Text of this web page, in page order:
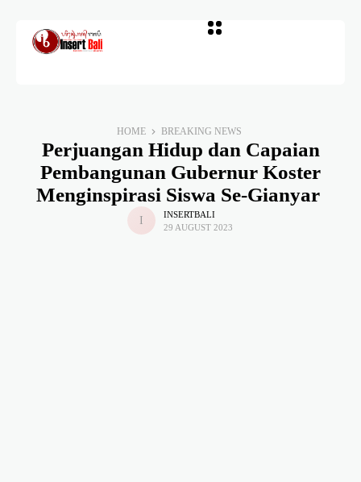
HOME BREAKING NEWS
Perjuangan Hidup dan Capaian
Pembangunan Gubernur Koster
Menginspirasi Siswa Se-Gianyar
INSERTBALI
29 AUGUST 2023